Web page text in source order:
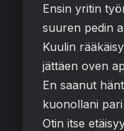
Ensin yritin
suuren pedin
Kuulin
jättäen oven
En saanut
kuonollani
Otin itse